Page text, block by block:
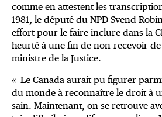
comme en attestent les
1981, le député du NPD Svend
effort pour le faire inclure dans la
heurté à une fin de non-recevoir
ministre de la Justice.
« Le Canada aurait pu figurer
du monde à reconnaître le droit à
sain. Maintenant, on se retrouve